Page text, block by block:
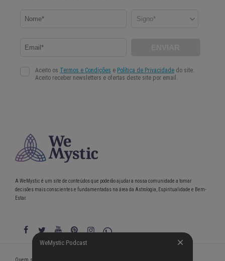
WeMystic Podcast
A WeMystic é um site de conteúdos que poderão ajudar a nossa comunidade a tomar
decisões mais conscientes e fundamentadas na área da Astrologia, Espiritualidade e Bem-
Estar.
WeMystic Podcast
Quem somos